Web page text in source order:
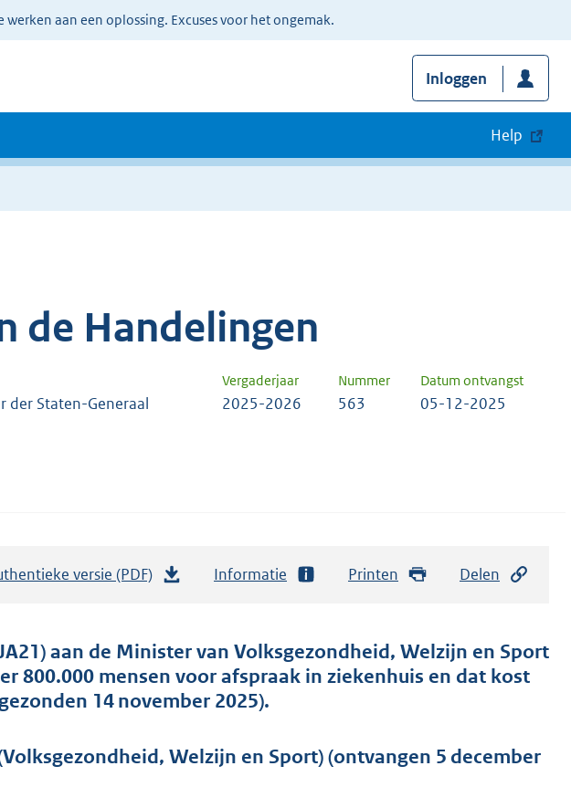
aan een oplossing. Excuses voor het ongemak.
Inloggen
Help
de Handelingen
Vergaderjaar Nummer Datum ontvangst
der Staten-Generaal 2025-2026 563 05-12-2025
versie (PDF)
t
a
n
s
g
Informatie Printen Delen
aan de Minister van Volksgezondheid, Welzijn en Sport
800.000 mensen voor afspraak in ziekenhuis en dat kost
14 november 2025).
Welzijn en Sport) (ontvangen 5 december